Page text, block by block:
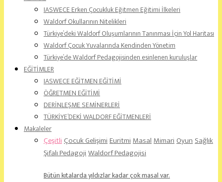
IASWECE Erken Çocukluk Eğitmen Eğitimi İlkeleri
Waldorf Okullarının Nitelikleri
Türkiye’deki Waldorf Oluşumlarının Tanınması İçin Yol Haritası
Waldorf Çocuk Yuvalarında Kendinden Yönetim
Türkiye’de Waldorf Pedagojisinden esinlenen kuruluşlar
EĞİTİMLER
IASWECE EĞİTMEN EĞİTİMİ
ÖĞRETMEN EĞİTİMİ
DERİNLEŞME SEMİNERLERİ
TÜRKİYE’DEKİ WALDORF EĞİTMENLERİ
Makaleler
ÇeşitliÇocuk GelişimiEuritmiMasalMimariOyunSağlık
Şifalı PedagojiWaldorf Pedagojisi
Bütün kıtalarda yıldızlar kadar çok masal var.